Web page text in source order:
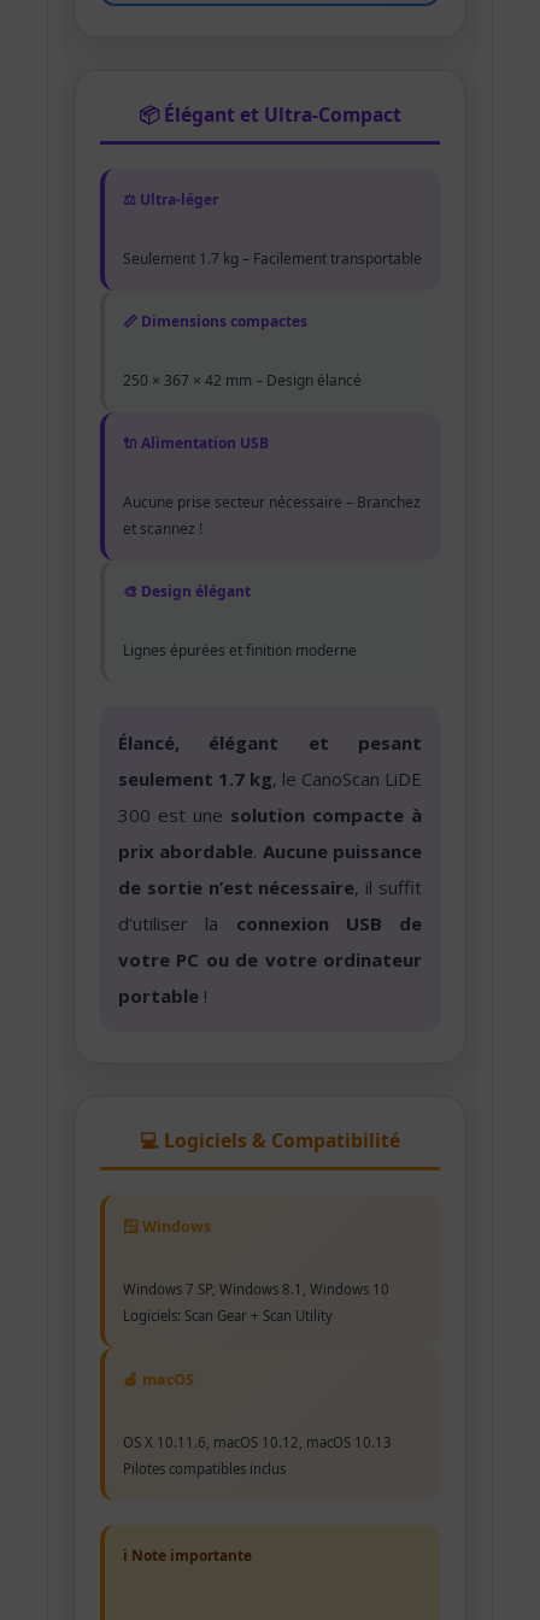
📦 Élégant et Ultra-Compact
⚖️ Ultra-léger
Seulement 1.7 kg – Facilement transportable
📏 Dimensions compactes
250 × 367 × 42 mm – Design élancé
🔌 Alimentation USB
Aucune prise secteur nécessaire – Branchez
et scannez !
🎨 Design élégant
Lignes épurées et finition moderne
Élancé, élégant et pesant
seulement 1.7 kg, le CanoScan LiDE
300 est une solution compacte à
prix abordable. Aucune puissance
de sortie n’est nécessaire, il suffit
d’utiliser la connexion USB de
votre PC ou de votre ordinateur
portable!
💻 Logiciels & Compatibilité
🪟 Windows
Windows 7 SP, Windows 8.1, Windows 10
Logiciels: Scan Gear + Scan Utility
🍎 macOS
OS X 10.11.6, macOS 10.12, macOS 10.13
Pilotes compatibles inclus
ℹ️ Note importante